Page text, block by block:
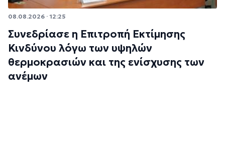
08.08.2026 · 12:25
Συνεδρίασε η Επιτροπή Εκτίμησης
Κινδύνου λόγω των υψηλών
θερμοκρασιών και της ενίσχυσης των
ανέμων